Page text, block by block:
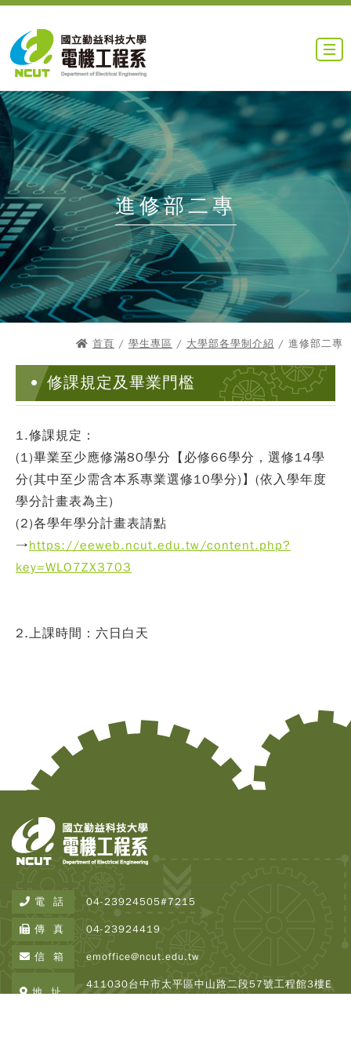
進修部二專
首頁 / 學生專區 / 大學部各學制介紹 / 進修部二專
修課規定及畢業門檻
1.修課規定：
(1)畢業至少應修滿80學分【必修66學分，選修14學
分(其中至少需含本系專業選修10學分)】(依入學年度
學分計畫表為主)
(2)各學年學分計畫表請點
→https://eeweb.ncut.edu.tw/content.php?
key=WLO7ZX3703
2.上課時間： 六日白天
電 話 04-23924505#7215
傳 真 04-23924419
信 箱 emoffice@ncut.edu.tw
地 址
411030台中市太平區中山路二段57號工程館3樓E